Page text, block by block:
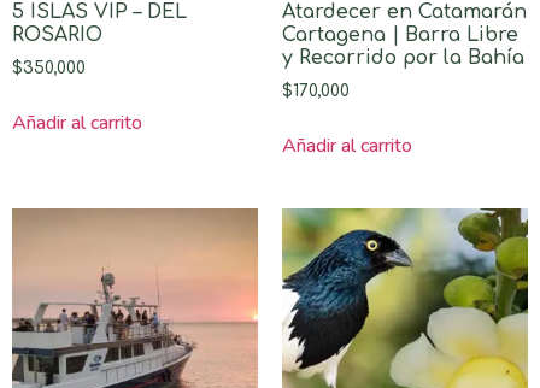
5 ISLAS VIP – DEL
ROSARIO
$350,000
Añadir al carrito
Atardecer en Catamarán
Cartagena | Barra Libre
y Recorrido por la Bahía
$170,000
Añadir al carrito